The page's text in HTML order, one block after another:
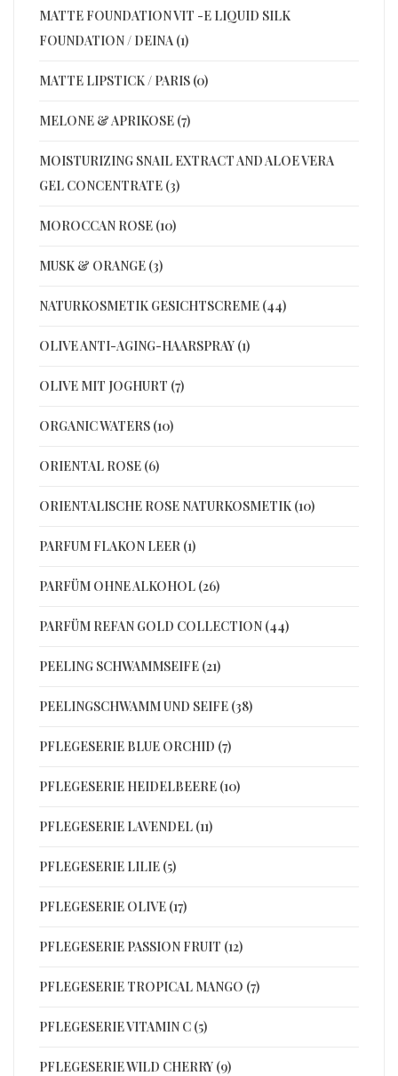
MATTE FOUNDATION VIT -E LIQUID SILK
FOUNDATION / DEINA (1)
MATTE LIPSTICK / PARIS (0)
MELONE & APRIKOSE (7)
MOISTURIZING SNAIL EXTRACT AND ALOE VERA
GEL CONCENTRATE (3)
MOROCCAN ROSE (10)
MUSK & ORANGE (3)
NATURKOSMETIK GESICHTSCREME (44)
OLIVE ANTI-AGING-HAARSPRAY (1)
OLIVE MIT JOGHURT (7)
ORGANIC WATERS (10)
ORIENTAL ROSE (6)
ORIENTALISCHE ROSE NATURKOSMETIK (10)
PARFUM FLAKON LEER (1)
PARFÜM OHNE ALKOHOL (26)
PARFÜM REFAN GOLD COLLECTION (44)
PEELING SCHWAMMSEIFE (21)
PEELINGSCHWAMM UND SEIFE (38)
PFLEGESERIE BLUE ORCHID (7)
PFLEGESERIE HEIDELBEERE (10)
PFLEGESERIE LAVENDEL (11)
PFLEGESERIE LILIE (5)
PFLEGESERIE OLIVE (17)
PFLEGESERIE PASSION FRUIT (12)
PFLEGESERIE TROPICAL MANGO (7)
PFLEGESERIE VITAMIN C (5)
PFLEGESERIE WILD CHERRY (9)